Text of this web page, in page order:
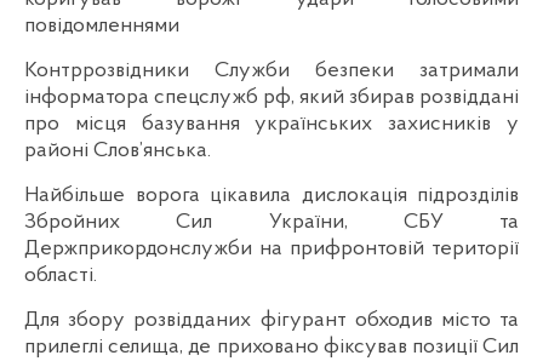
повідомленнями
Контррозвідники Служби безпеки затримали
інформатора спецслужб рф, який збирав розвіддані
про місця базування українських захисників у
районі Слов’янська.
Найбільше ворога цікавила дислокація підрозділів
Збройних Сил України, СБУ та
Держприкордонслужби на прифронтовій території
області.
Для збору розвідданих фігурант обходив місто та
прилеглі селища, де приховано фіксував позиції Сил